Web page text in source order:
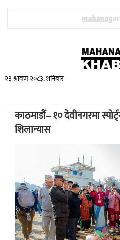
२३ श्रावण २०८३, शनिबार
काठमाडौं– १० देवीनगरमा
शिलान्यास